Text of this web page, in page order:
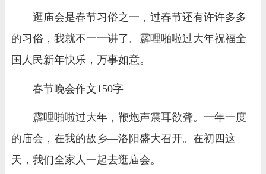
逛庙会是春节习俗之一，过春节还有许许多多
的习俗，我就不一一讲了。霹哩啪啦过大年祝福全
国人民新年快乐，万事如意。
春节晚会作文150字
霹哩啪啦过大年，鞭炮声震耳欲聋。一年一度
的庙会，在我的故乡—洛阳盛大召开。在初四这
天，我们全家人一起去逛庙会。